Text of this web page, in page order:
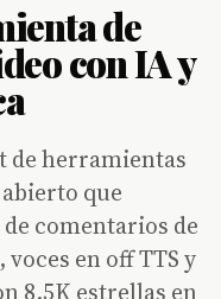
de
con IA y
de herramientas
que
comentarios de
en off TTS y
8.5K estrellas en